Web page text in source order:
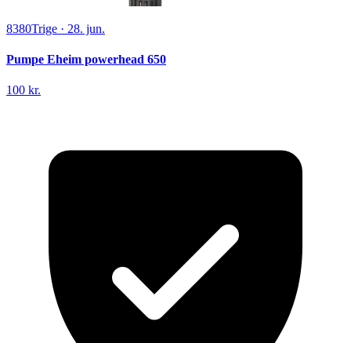
8380Trige · 28. jun.
Pumpe Eheim powerhead 650
100 kr.